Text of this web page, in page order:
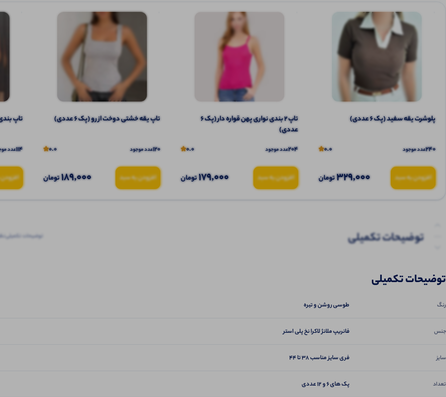
پلوشرت یقه سفید (پک 6 عددی)
240عدد موجود 0.0
افزودن به سبد 329,000تومان
تاپ ۲ بندی نواری پهن قواره دار (پک 6
عددی)
204عدد موجود 0.0
افزودن به سبد 179,000تومان
تاپ یقه خشتی دوخت از رو (پک 6 عددی)
120عدد موجود 0.0
افزودن به سبد 189,000تومان
تاپ بندی
114عدد
توضیحات تکمیلی
توضیحات تکمیلی
توضیحات تکمیلی
رنگ طوسی روشن و تیره
جنس فانریپ ملانژ لاکرا نخ پلی استر
سایز فری سایز مناسب 38 تا 44
تعداد پک های 6 و 12 عددی